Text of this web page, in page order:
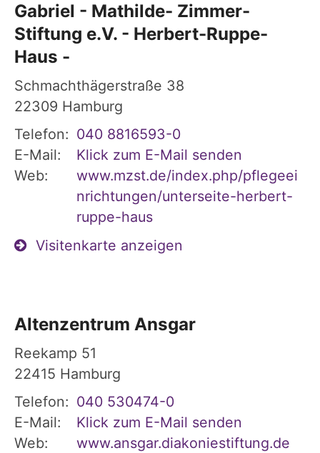
Gabriel - Mathilde- Zimmer-
Stiftung e.V. - Herbert-Ruppe-
Haus -
Schmachthägerstraße 38
22309 Hamburg
Telefon: 040 8816593-0
E-Mail:
Klick zum E-Mail senden
Web:
www.mzst.de/index.php/pflegeei
nrichtungen/unterseite-herbert-
ruppe-haus
Visitenkarte anzeigen
Altenzentrum Ansgar
Reekamp 51
22415 Hamburg
Telefon: 040 530474-0
E-Mail:
Klick zum E-Mail senden
Web:
www.ansgar.diakoniestiftung.de